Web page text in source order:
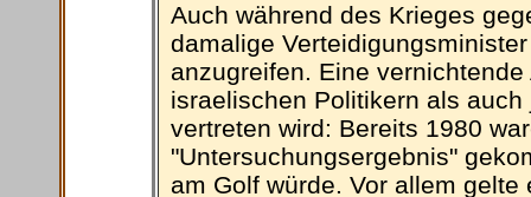
Auch während des Krieges
damalige
anzugreifen. Eine
israelischen Politikern als
vertreten wird: Bereits 1980
"Untersuchungsergebnis"
am Golf würde. Vor allem